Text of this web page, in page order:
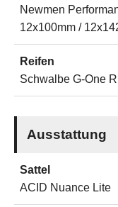
Newmen
12x100mm /
Reifen
Schwalbe G-One
Ausstattung
Sattel
ACID Nuance Lite